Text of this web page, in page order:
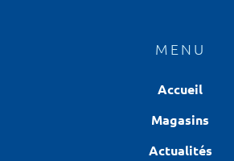
MENU
Accueil
Magasins
Actualités